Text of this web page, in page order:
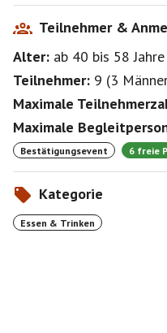
Teilnehmer &
Alter: ab 40 bis 58Jahre
Teilnehmer: 9 (3
Maximale
Maximale
Bestätigungsevent 6 freie
Kategorie
Essen & Trinken